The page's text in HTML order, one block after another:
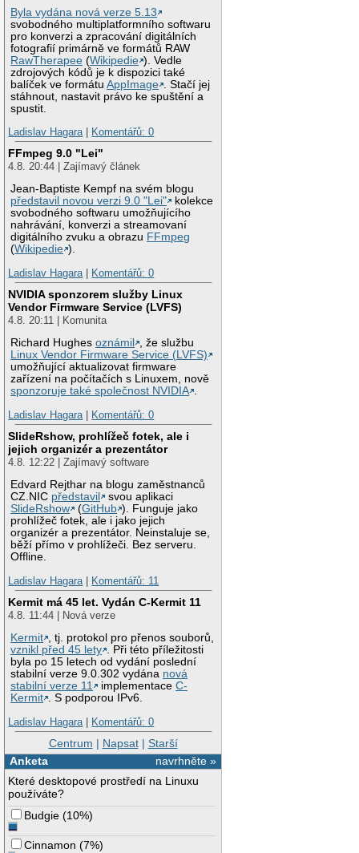
Byla vydána nová verze 5.13
svobodného multiplatformního softwaru
pro konverzi a zpracování digitálních
fotografií primárně ve formátů RAW
RawTherapee (Wikipedie ). Vedle
zdrojových kódů je k dispozici také
balíček ve formátuAppImage
. Stačí jej
stáhnout, nastavit právo ke spuštění a
spustit.
Ladislav Hagara| Komentářů: 0
FFmpeg 9.0 "Lei"
4.8. 20:44 | Zajímavý článek
Jean-Baptiste Kempf na svém blogu
představil novou verzi 9.0 "Lei"
kolekce
svobodného softwaru umožňujícího
nahrávání, konverzi a streamovaní
digitálního zvuku a obrazu FFmpeg
(Wikipedie ).
Ladislav Hagara| Komentářů: 0
NVIDIA sponzorem služby Linux
Vendor Firmware Service (LVFS)
4.8. 20:11 | Komunita
Richard Hughesoznámil
, že službu
Linux Vendor Firmware Service (LVFS)
umožňující aktualizovat firmware
zařízení na počítačích s Linuxem, nově
sponzoruje také společnost NVIDIA .
Ladislav Hagara| Komentářů: 0
SlideRshow, prohlížeč fotek, ale i
jejich organizér a prezentátor
4.8. 12:22 | Zajímavý software
Edvard Rejthar na blogu zaměstnanců
CZ.NIC představil
svou aplikaci
SlideRshow
(GitHub ). Funguje jako
prohlížeč fotek, ale i jako jejich
organizér a prezentátor. Neinstaluje se,
běží přímo v prohlížeči. Bez serveru.
Offline.
Ladislav Hagara| Komentářů: 11
Kermit má 45 let. Vydán C-Kermit 11
4.8. 11:44 | Nová verze
Kermit , tj. protokol pro přenos souborů,
vznikl před 45 lety . Při této příležitosti
byla po 15 letech od vydání poslední
stabilní verze 9.0.302 vydána nová
stabilní verze 11
implementaceC-
Kermit . S podporou IPv6.
Ladislav Hagara| Komentářů: 0
Centrum | Napsat| Starší
navrhněte »
Anketa
Které desktopové prostředí na Linuxu
používáte?
Budgie (10%)
Cinnamon (7%)